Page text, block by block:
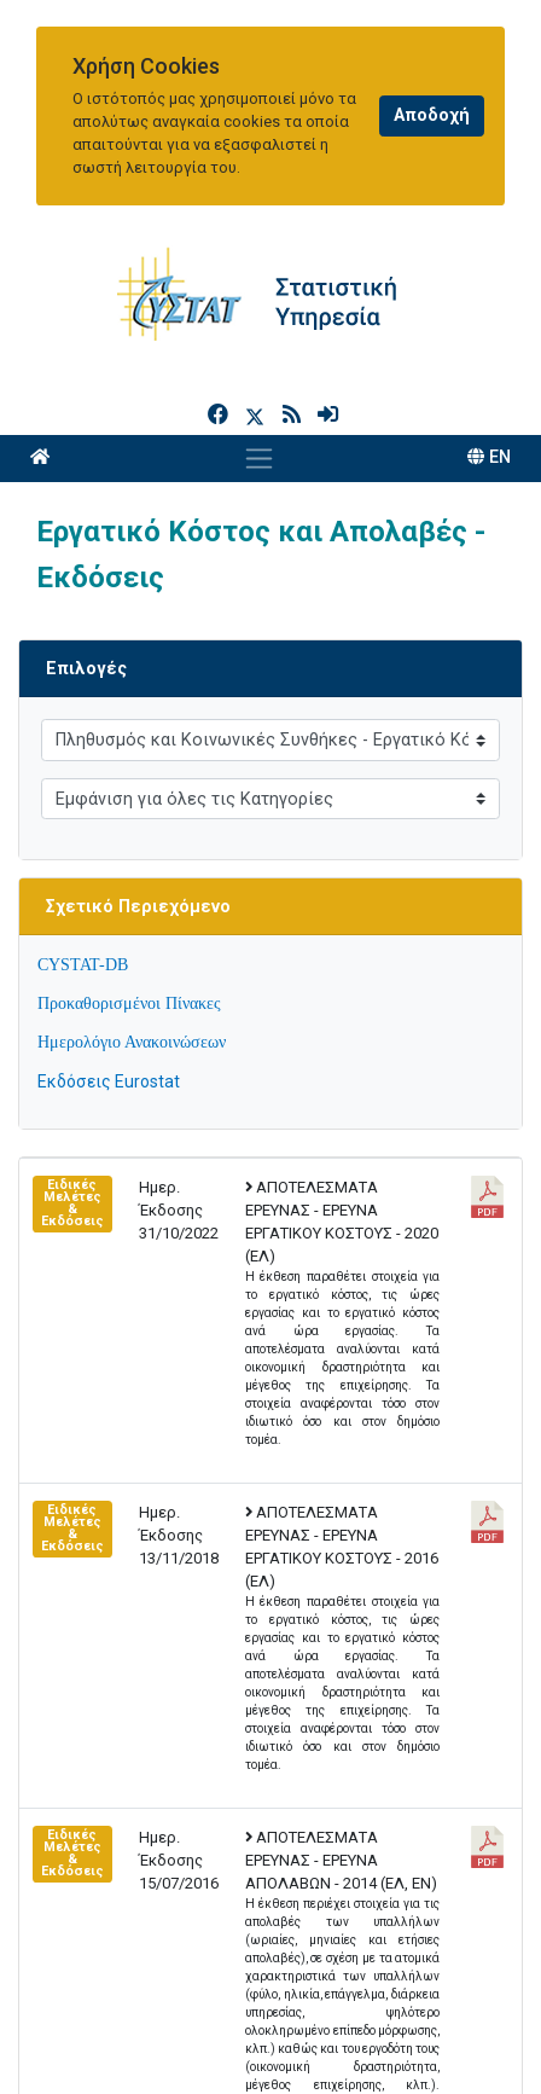
Χρήση Cookies
Ο ιστότοπός μας χρησιμοποιεί μόνο τα
απολύτως αναγκαία cookies τα οποία
απαιτούνται για να εξασφαλιστεί η
σωστή λειτουργία του.
h
EN
Εργατικό Κόστος και Απολαβές -
Εκδόσεις
Επιλογές
Σχετικό Περιεχόμενο
CYSTAT-DB
Προκαθορισμένοι Πίνακες
Ημερολόγιο Ανακοινώσεων
Εκδόσεις Eurostat
Ειδικές
Μελέτες
&
Εκδόσεις
Ημερ.
Έκδοσης
31/10/2022
ΑΠΟΤΕΛΕΣΜΑΤΑ
ΕΡΕΥΝΑΣ - ΕΡΕΥΝΑ
ΕΡΓΑΤΙΚΟΥ ΚΟΣΤΟΥΣ - 2020
(EΛ)
Η έκθεση παραθέτει στοιχεία για
το εργατικό κόστος, τις ώρες
εργασίας και το εργατικό κόστος
ανά ώρα εργασίας. Τα
αποτελέσματα αναλύονται κατά
οικονομική δραστηριότητα και
μέγεθος της επιχείρησης. Τα
στοιχεία αναφέρονται τόσο στον
ιδιωτικό όσο και στον δημόσιο
τομέα.
Ειδικές
Μελέτες
&
Εκδόσεις
Ημερ.
Έκδοσης
13/11/2018
ΑΠΟΤΕΛΕΣΜΑΤΑ
ΕΡΕΥΝΑΣ - ΕΡΕΥΝΑ
ΕΡΓΑΤΙΚΟΥ ΚΟΣΤΟΥΣ - 2016
(EΛ)
Η έκθεση παραθέτει στοιχεία για
το εργατικό κόστος, τις ώρες
εργασίας και το εργατικό κόστος
ανά ώρα εργασίας. Τα
αποτελέσματα αναλύονται κατά
οικονομική δραστηριότητα και
μέγεθος της επιχείρησης. Τα
στοιχεία αναφέρονται τόσο στον
ιδιωτικό όσο και στον δημόσιο
τομέα.
Ειδικές
Μελέτες
&
Εκδόσεις
Ημερ.
Έκδοσης
15/07/2016
ΑΠΟΤΕΛΕΣΜΑΤΑ
ΕΡΕΥΝΑΣ - ΕΡΕΥΝΑ
ΑΠΟΛΑΒΩΝ - 2014 (EΛ, EN)
Η έκθεση περιέχει στοιχεία για τις
απολαβές των υπαλλήλων
(ωριαίες, μηνιαίες και ετήσιες
απολαβές), σε σχέση με τα ατομικά
χαρακτηριστικά των υπαλλήλων
(φύλο, ηλικία, επάγγελμα, διάρκεια
υπηρεσίας, ψηλότερο
ολοκληρωμένο επίπεδο μόρφωσης,
κλπ.) καθώς και του εργοδότη τους
(οικονομική δραστηριότητα,
μέγεθος επιχείρησης, κλπ.).